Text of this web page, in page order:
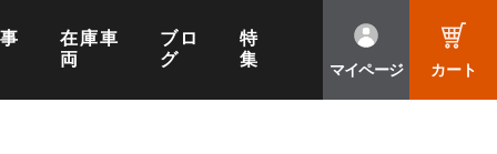
在庫車
両
ブロ
グ
特
集
マイページ カート